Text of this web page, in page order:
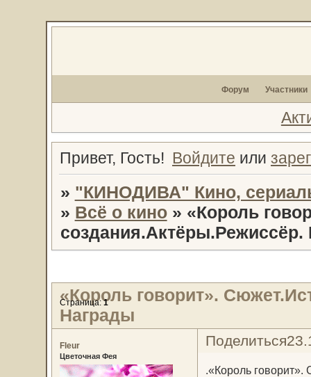
Форум Участники
Привет, Гость! Войдите или
» "КИНОДИВА" Кино,
» Всё о кино » «Король
создания.Актёры.Режиссёр.
«Король говорит».
Награды
Страница:1
Поделиться
Fleur
Цветочная Фея
.«Король